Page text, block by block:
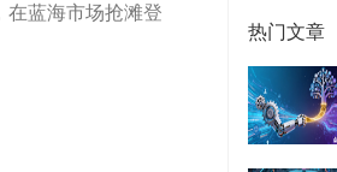
蓝海市场抢滩登
热门文章